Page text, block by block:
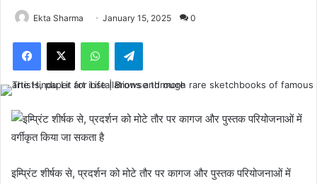
Ekta Sharma January 15, 2025 0
Facebook
X WhatsAppTelegram
इम्प्रिंट शीर्षक से, प्रदर्शन को मोटे तौर पर कागज और पुस्तक परियोजनाओं में